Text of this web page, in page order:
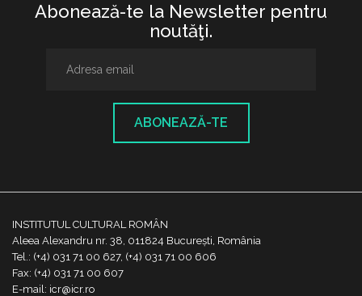
Abonează-te la Newsletter pentru
noutăţi.
ABONEAZĂ-TE
INSTITUTUL CULTURAL ROMÂN
Aleea Alexandru nr. 38, 011824 București, România
Tel.: (+4) 031 71 00 627, (+4) 031 71 00 606
Fax: (+4) 031 71 00 607
E-mail: icr@icr.ro